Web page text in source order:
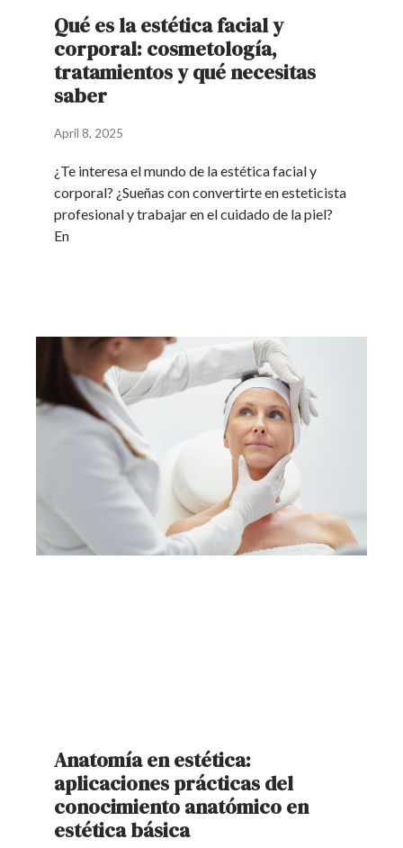
Qué es la estética facial y
corporal: cosmetología,
tratamientos y qué necesitas
saber
April 8, 2025
¿Te interesa el mundo de la estética facial y
corporal? ¿Sueñas con convertirte en esteticista
profesional y trabajar en el cuidado de la piel?
En
Anatomía en estética:
aplicaciones prácticas del
conocimiento anatómico en
estética básica